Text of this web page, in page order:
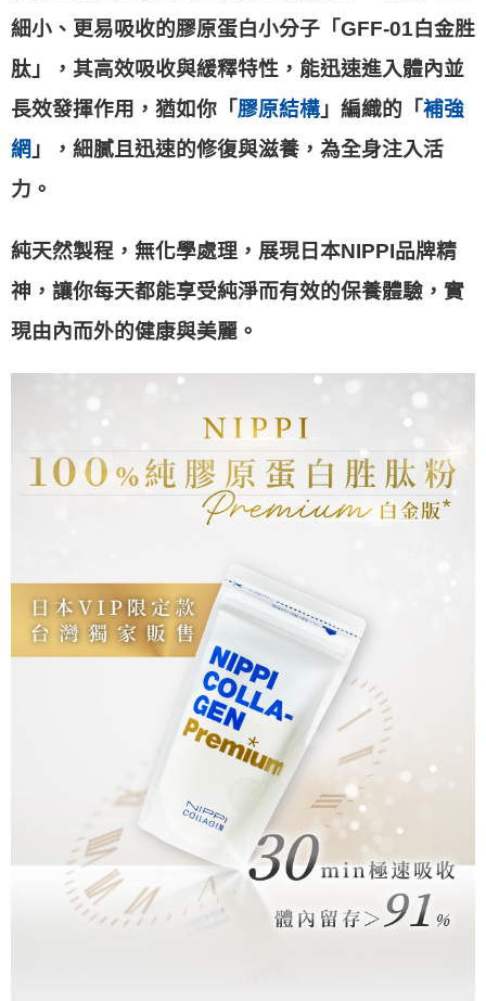
細小、更易吸收的膠原蛋白小分子「GFF-01白金胜
肽」，其高效吸收與緩釋特性，能迅速進入體內並
長效發揮作用，猶如你「膠原結構 」編織的「補強
網 」，細膩且迅速的修復與滋養，為全身注入活
力。
純天然製程，無化學處理，展現日本NIPPI品牌精
神，讓你每天都能享受純淨而有效的保養體驗，實
現由內而外的健康與美麗。